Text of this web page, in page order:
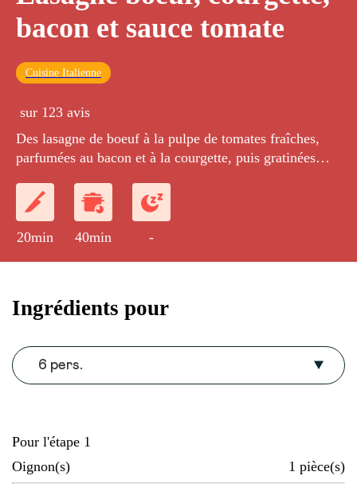
bacon et sauce tomate
Cuisine Italienne
sur 123 avis
Des lasagne de boeuf à la pulpe de tomates fraîches,
parfumées au bacon et à la courgette, puis gratinées
20min 40min -
Ingrédients pour
6 pers.
Pour l'étape 1
Oignon(s)
1 pièce(s)